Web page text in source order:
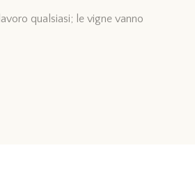
qualsiasi; le vigne vanno